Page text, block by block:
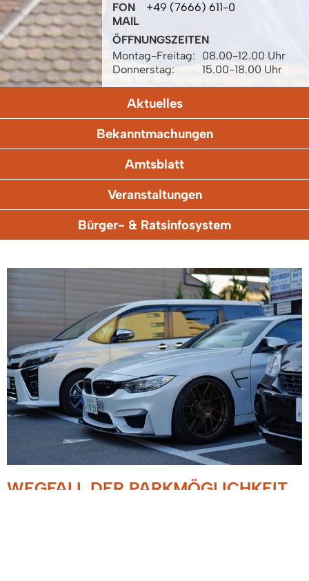
FON
+49 (7666) 611-0
MAIL
ÖFFNUNGSZEITEN
Montag-Freitag:
08.00-12.00 Uhr
Donnerstag:
15.00-18.00 Uhr
Aktuelles
Bekanntmachungen
Amtsblatt
Veranstaltungen
Bürger- & Ratsinfosystem
WEGFALL DER PARKMÖGLICHKEIT